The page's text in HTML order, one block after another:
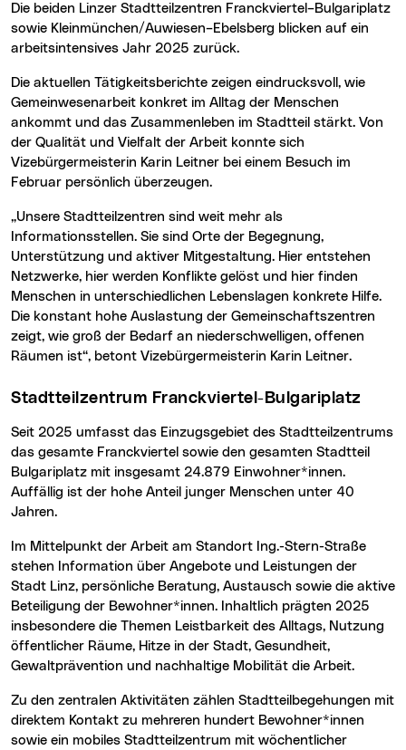
Die beiden Linzer Stadtteilzentren Franckviertel–Bulgariplatz
sowie Kleinmünchen/Auwiesen–Ebelsberg blicken auf ein
arbeitsintensives Jahr 2025 zurück.
Die aktuellen Tätigkeitsberichte zeigen eindrucksvoll, wie
Gemeinwesenarbeit konkret im Alltag der Menschen
ankommt und das Zusammenleben im Stadtteil stärkt. Von
der Qualität und Vielfalt der Arbeit konnte sich
Vizebürgermeisterin Karin Leitner bei einem Besuch im
Februar persönlich überzeugen.
„Unsere Stadtteilzentren sind weit mehr als
Informationsstellen. Sie sind Orte der Begegnung,
Unterstützung und aktiver Mitgestaltung. Hier entstehen
Netzwerke, hier werden Konflikte gelöst und hier finden
Menschen in unterschiedlichen Lebenslagen konkrete Hilfe.
Die konstant hohe Auslastung der Gemeinschaftszentren
zeigt, wie groß der Bedarf an niederschwelligen, offenen
Räumen ist“, betont Vizebürgermeisterin Karin Leitner.
Stadtteilzentrum Franckviertel-Bulgariplatz
Seit 2025 umfasst das Einzugsgebiet des Stadtteilzentrums
das gesamte Franckviertel sowie den gesamten Stadtteil
Bulgariplatz mit insgesamt 24.879 Einwohner*innen.
Auffällig ist der hohe Anteil junger Menschen unter 40
Jahren.
stehen Information über Angebote und Leistungen der
Stadt Linz, persönliche Beratung, Austausch sowie die aktive
Beteiligung der Bewohner*innen. Inhaltlich prägten 2025
insbesondere die Themen Leistbarkeit des Alltags, Nutzung
öffentlicher Räume, Hitze in der Stadt, Gesundheit,
Gewaltprävention und nachhaltige Mobilität die Arbeit.
Zu den zentralen Aktivitäten zählen Stadtteilbegehungen mit
direktem Kontakt zu mehreren hundert Bewohner*innen
sowie ein mobiles Stadtteilzentrum mit wöchentlicher